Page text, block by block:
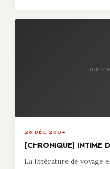
LIBR-
28 DÉC 2004
[CHRONIQUE] INTIME
La littérature de voyage